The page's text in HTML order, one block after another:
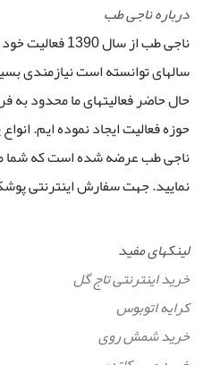
درباره ناجی طب
ناجی طب از سال
سالهای توانسته است نیازمندی
حال حاضر فعالیتهای ما محدود
حوزه فعالیت ایجاد نموده ایم.
ناجی طب عرضه شده است که شما
نمایید. جهت سفارش اینترنتی
لینکهای مفید
خرید اینترنتی تاج گل
کرایه اتوبوس
خرید شمش روی